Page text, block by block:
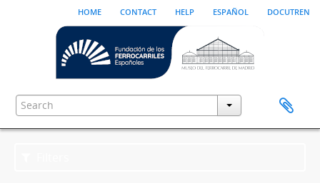
home contact help español docutren